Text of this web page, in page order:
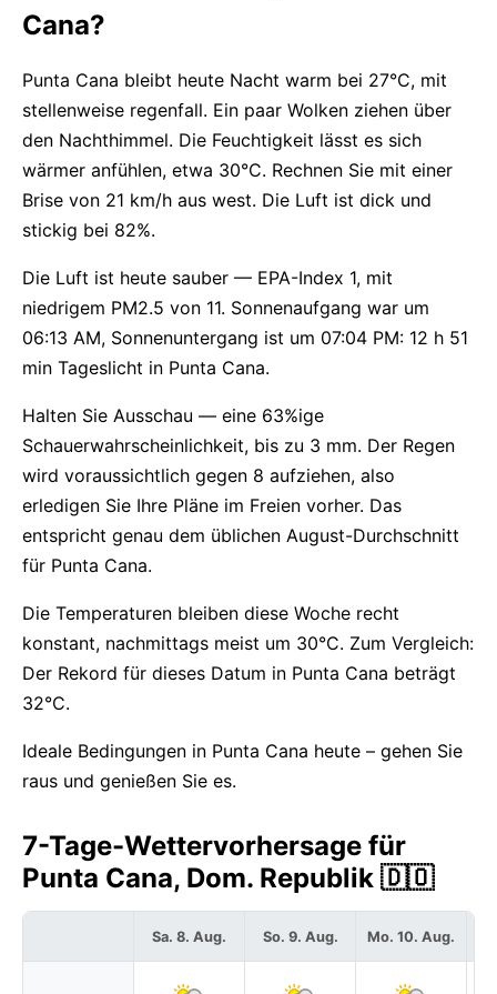
Cana?
Punta Cana bleibt heute Nacht warm bei 27°C, mit
stellenweise regenfall. Ein paar Wolken ziehen über
den Nachthimmel. Die Feuchtigkeit lässt es sich
wärmer anfühlen, etwa 30°C. Rechnen Sie mit einer
Brise von 21 km/h aus west. Die Luft ist dick und
stickig bei 82%.
Die Luft ist heute sauber — EPA-Index 1, mit
niedrigem PM2.5 von 11. Sonnenaufgang war um
06:13 AM, Sonnenuntergang ist um 07:04 PM: 12 h 51
min Tageslicht in Punta Cana.
Halten Sie Ausschau — eine 63%ige
Schauerwahrscheinlichkeit, bis zu 3 mm. Der Regen
wird voraussichtlich gegen 8 aufziehen, also
erledigen Sie Ihre Pläne im Freien vorher. Das
entspricht genau dem üblichen August-Durchschnitt
für Punta Cana.
Die Temperaturen bleiben diese Woche recht
konstant, nachmittags meist um 30°C. Zum Vergleich:
Der Rekord für dieses Datum in Punta Cana beträgt
32°C.
Ideale Bedingungen in Punta Cana heute – gehen Sie
raus und genießen Sie es.
7-Tage-Wettervorhersage für
Punta Cana, Dom. Republik 🇩🇴
Sa. 8. Aug. So. 9. Aug. Mo. 10. Aug.